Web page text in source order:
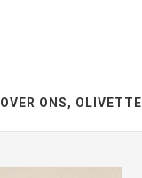
OVER ONS, OLIVETTE